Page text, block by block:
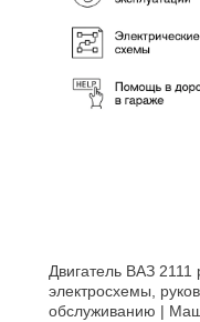
Двигатель ВАЗ 2111
электросхемы,
обслуживанию |